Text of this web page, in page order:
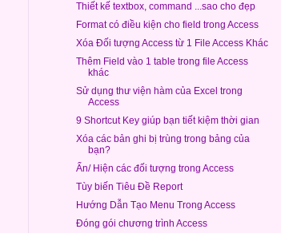
Thiết kế textbox, command ...sao cho đẹp
Format có điều kiện cho field trong Access
Xóa Đối tượng Access từ 1 File Access Khác
Thêm Field vào 1 table trong file Access
khác
Sử dụng thư viện hàm của Excel trong
Access
9 Shortcut Key giúp bạn tiết kiệm thời gian
Xóa các bản ghi bị trùng trong bảng của
bạn?
Ẩn/ Hiện các đối tượng trong Access
Tùy biến Tiêu Đề Report
Hướng Dẫn Tạo Menu Trong Access
Đóng gói chương trình Access